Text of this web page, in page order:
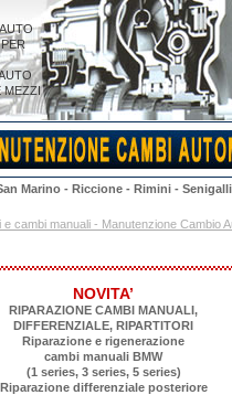
MEZZI
Marino- Riccione- Rimini-
cambi manuali - Manutenzione Cambio
NOVITA’
RIPARAZIONE CAMBI MANUALI,
DIFFERENZIALE, RIPARTITORI
Riparazione e rigenerazione
cambi manuali BMW
(1 series, 3 series, 5 series)
Riparazione differenziale posteriore